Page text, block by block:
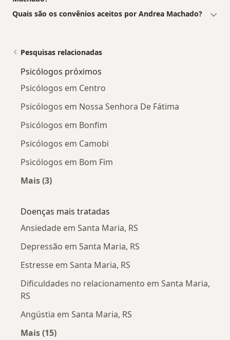
Quais são os convênios aceitos por Andrea Machado?
Pesquisas relacionadas
Psicólogos próximos
Psicólogos em Centro
Psicólogos em Nossa Senhora De Fátima
Psicólogos em Bonfim
Psicólogos em Camobi
Psicólogos em Bom Fim
Mais (3)
Doenças mais tratadas
Ansiedade em Santa Maria, RS
Depressão em Santa Maria, RS
Estresse em Santa Maria, RS
Dificuldades no relacionamento em Santa Maria,
RS
Angústia em Santa Maria, RS
Mais (15)